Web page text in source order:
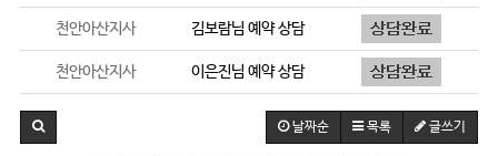
천안아산지사 김보람님 예약 상담
천안아산지사 이은진님 예약 상담
날짜순 목록 글쓰기